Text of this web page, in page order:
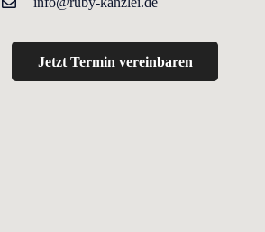
Jetzt Termin vereinbaren